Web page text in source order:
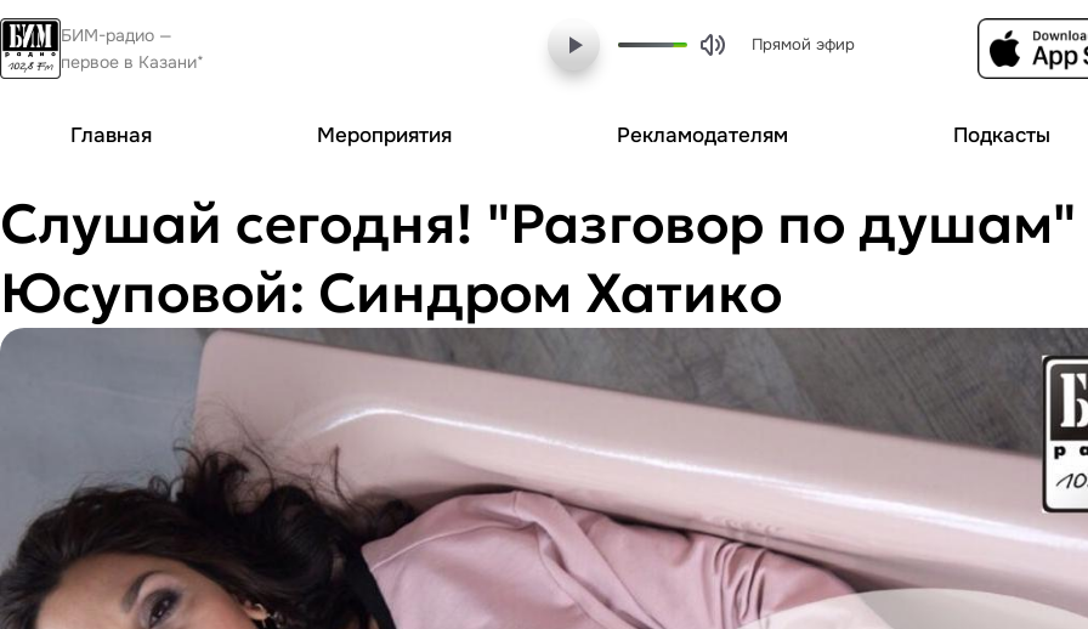
БИМ-радио —
первое в Казани*
Прямой эфир
Главная Мероприятия Рекламодателям Подкасты
Слушай сегодня! "Разговор по
Юсуповой: Синдром Хатико